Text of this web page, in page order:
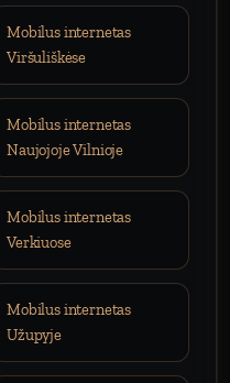
Mobilus internetas
Viršuliškėse
Mobilus internetas
Naujojoje Vilnioje
Mobilus internetas
Verkiuose
Mobilus internetas
Užupyje